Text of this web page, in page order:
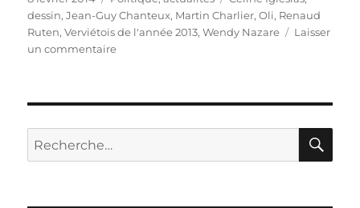
le
dessin,Jean-Guy Chanteux, Martin Charlier,Oli, Renaud
Ruten,Verviétois de l'année 2013,Wendy Nazare
Laisser
un commentairesur
l’année
!
Recherche
pour :